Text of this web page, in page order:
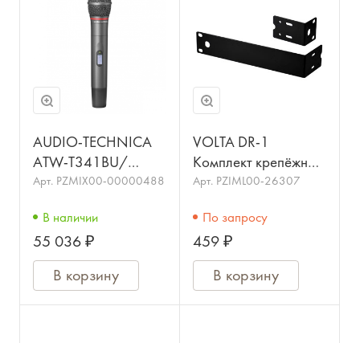
AUDIO-TECHNICA
ATW-T341BU/
Ручной передатчик
ATW3000/AUDIO-
TECHNICA
Арт. PZMIX00-00000488
В наличии
55 036 ₽
В корзину
VOLTA DR-1
Комплект крепёжных
элементов для
приёмника системы
VOLTA DIGITAL 1001
PR
Арт. PZIML00-26307
По запросу
459 ₽
В корзину